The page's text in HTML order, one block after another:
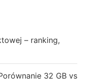
– ranking,
32 GB vs